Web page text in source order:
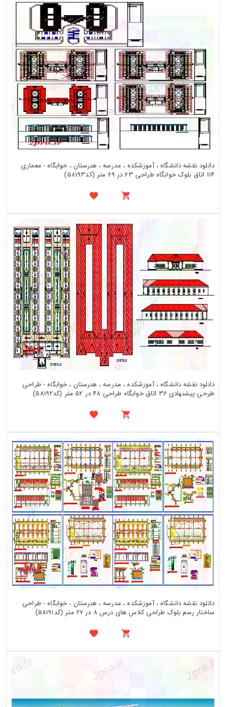
دانلود نقشه دانشگاه ، آموزشکده ، مدرسه ، هنرستان ، خوابگاه - معماری
114 اتاق بلوک خوابگاه طراحی 63 در 69 متر (کد58193)
دانلود نقشه دانشگاه ، آموزشکده ، مدرسه ، هنرستان ، خوابگاه - طراحی
طرحی پیشنهادی 36 اتاق خوابگاه طراحی 48 در 52 متر (کد58192)
دانلود نقشه دانشگاه ، آموزشکده ، مدرسه ، هنرستان ، خوابگاه - طراحی
ساختار رسم بلوک طراحی کلاس های درس 8 در 27 متر (کد58191)